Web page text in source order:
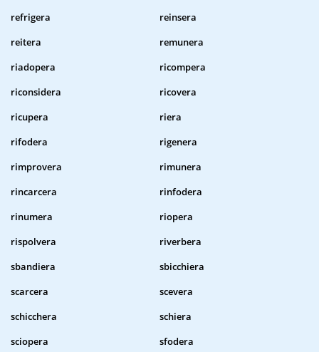
refrigera
reinsera
reitera
remunera
riadopera
ricompera
riconsidera
ricovera
ricupera
riera
rifodera
rigenera
rimprovera
rimunera
rincarcera
rinfodera
rinumera
riopera
rispolvera
riverbera
sbandiera
sbicchiera
scarcera
scevera
schicchera
schiera
sciopera
sfodera